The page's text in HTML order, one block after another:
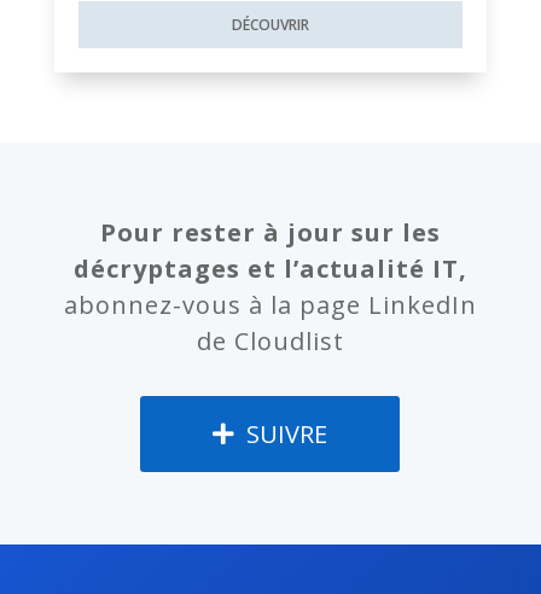
DÉCOUVRIR
Pour rester à jour sur les
décryptages et l’actualité IT,
abonnez-vous à la page LinkedIn
de Cloudlist
SUIVRE